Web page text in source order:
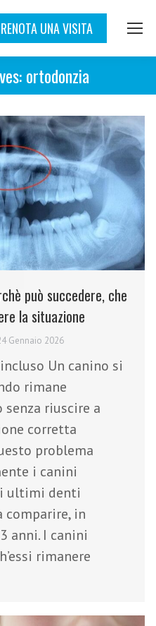
UNA VISITA
ortodonzia
può succedere, che
la situazione
Gennaio 2026
Un canino si
rimane
senza riuscire a
corretta
problema
i canini
ultimi denti
comparire, in
anni. I canini
rimanere